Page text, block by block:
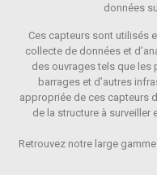
données
Ces capteurs sont utilisés
collecte de données et
des ouvrages tels que les
barrages et d’autres
appropriée de ces capteurs
de la structure à surveiller
Retrouvez notre large